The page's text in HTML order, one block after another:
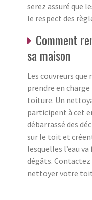
serez assuré que
le respect des
Comment
sa maison
Les couvreurs
prendre en
toiture. Un
participent à cet
débarrassé des
sur le toit et
lesquelles l’eau
dégâts.
nettoyer votre